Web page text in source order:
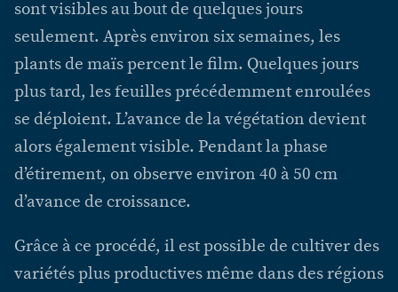
sont visibles au bout de quelques jours
seulement. Après environ six semaines, les
plants de maïs percent le film. Quelques jours
plus tard, les feuilles précédemment enroulées
se déploient. L’avance de la végétation devient
alors également visible. Pendant la phase
d’étirement, on observe environ 40 à 50 cm
d’avance de croissance.
Grâce à ce procédé, il est possible de cultiver des
variétés plus productives même dans des régions